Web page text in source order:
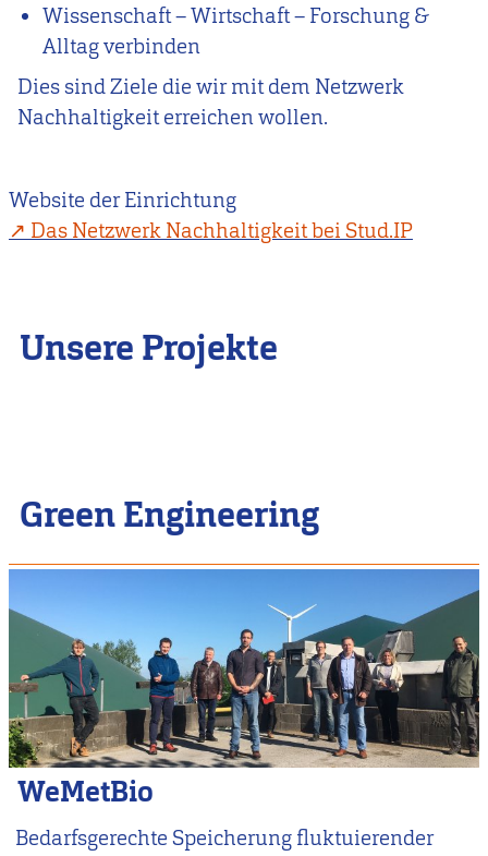
Wissenschaft – Wirtschaft – Forschung &
Alltag verbinden
Dies sind Ziele die wir mit dem Netzwerk
Nachhaltigkeit erreichen wollen.
Website der Einrichtung
Das Netzwerk Nachhaltigkeit bei Stud.IP
Unsere Projekte
Green Engineering
WeMetBio
Bedarfsgerechte Speicherung fluktuierender